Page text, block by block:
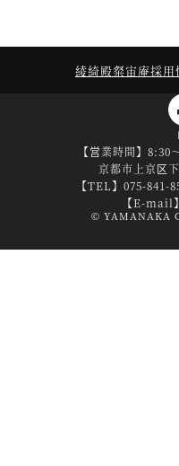
綾綺殿粲宙庵採用
【営業時間】
京都市上京区
【TEL】075-
【E-mail】
© YAMANAKA